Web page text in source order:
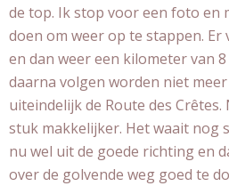
de top. Ik stop voor een foto en
doen om weer op te stappen.
en dan weer een kilometer van
daarna volgen worden niet
uiteindelijk de Route des
stuk makkelijker. Het waait nog
nu wel uit de goede richting en
over de golvende weg goed te